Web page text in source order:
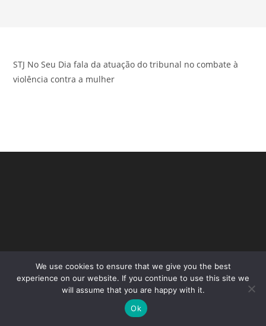
STJ No Seu Dia fala da atuação do tribunal no combate à
violência contra a mulher
Copyright - WordPress Theme by OceanWP
We use cookies to ensure that we give you the best
experience on our website. If you continue to use this site we
will assume that you are happy with it.
Ok